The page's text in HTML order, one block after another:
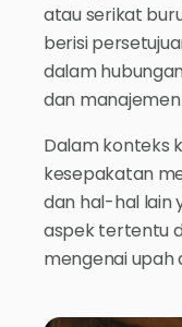
atau serikat
berisi
dalam
dan
Dalam konteks
kesepakatan
dan hal-hal lain
aspek tertentu
mengenai upah